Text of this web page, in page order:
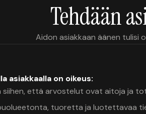
Tehdään
Aidon asiakkaan äänen tulisi
asiakkaalla on oikeus:
että arvostelut ovat aitoja ja
tuoretta ja luotettavaa